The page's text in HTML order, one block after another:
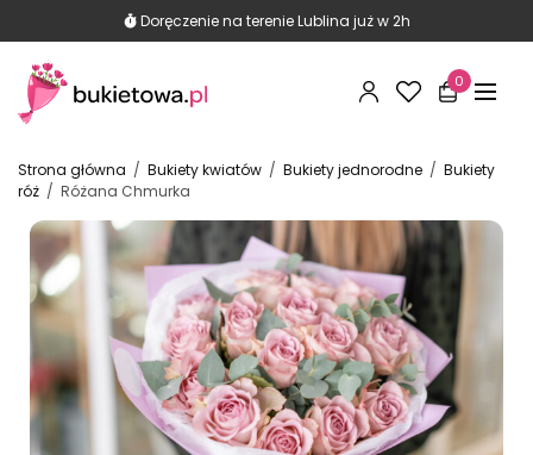
Znajdź nas na mapie i przeczytaj opinie
Doręczenie na terenie Lublina już w 2h
290 opinii Google
0
Strona główna / Bukiety kwiatów / Bukiety jednorodne / Bukiety
róż / Różana Chmurka